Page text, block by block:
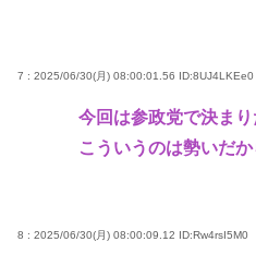
7 : 2025/06/30(月) 08:00:01.56 ID:8UJ4LKEe0
今回は参政党で決ま
こういうのは勢いだか
8 : 2025/06/30(月) 08:00:09.12 ID:Rw4rsI5M0